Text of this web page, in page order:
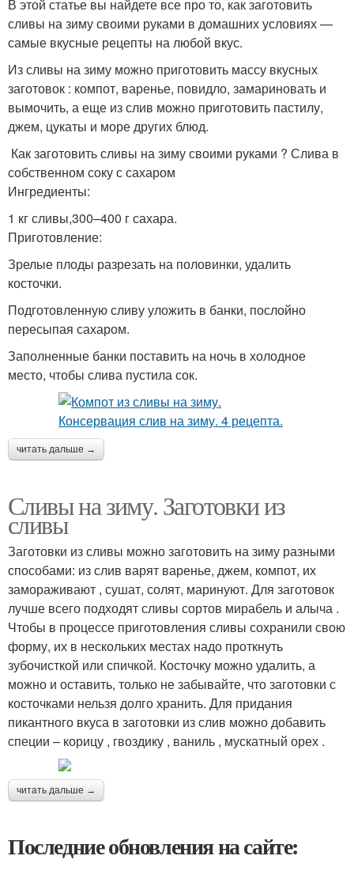
В этой статье вы найдете все про то, как заготовить
сливы на зиму своими руками в домашних условиях —
самые вкусные рецепты на любой вкус.
Из сливы на зиму можно приготовить массу вкусных
заготовок : компот, варенье, повидло, замариновать и
вымочить, а еще из слив можно приготовить пастилу,
джем, цукаты и море других блюд.
Как заготовить сливы на зиму своими руками ? Слива в
собственном соку с сахаром
Ингредиенты:
1 кг сливы,300–400 г сахара.
Приготовление:
Зрелые плоды разрезать на половинки, удалить
косточки.
Подготовленную сливу уложить в банки, послойно
пересыпая сахаром.
Заполненные банки поставить на ночь в холодное
место, чтобы слива пустила сок.
читать дальше →
Сливы на зиму. Заготовки из
сливы
Заготовки из сливы можно заготовить на зиму разными
способами: из слив варят варенье, джем, компот, их
замораживают , сушат, солят, маринуют. Для заготовок
лучше всего подходят сливы сортов мирабель и алыча .
Чтобы в процессе приготовления сливы сохранили свою
форму, их в нескольких местах надо проткнуть
зубочисткой или спичкой. Косточку можно удалить, а
можно и оставить, только не забывайте, что заготовки с
косточками нельзя долго хранить. Для придания
пикантного вкуса в заготовки из слив можно добавить
специи – корицу , гвоздику , ваниль , мускатный орех .
читать дальше →
Последние обновления на сайте: